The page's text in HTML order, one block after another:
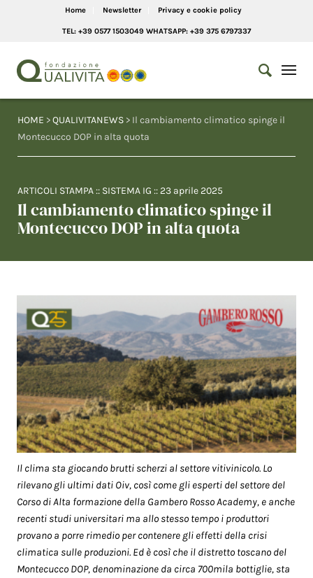
Home Newsletter Privacy e cookie policy
TEL: +39 0577 1503049 WHATSAPP: +39 375 6797337
HOME >QUALIVITANEWS > Il cambiamento climatico spinge il
Montecucco DOP in alta quota
ARTICOLI STAMPA :: SISTEMA IG :: 23 aprile 2025
Il cambiamento climatico spinge il
Montecucco DOP in alta quota
Il clima sta giocando brutti scherzi al settore vitivinicolo. Lo
rilevano gli ultimi dati Oiv, così come gli esperti del settore del
Corso di Alta formazione della Gambero Rosso Academy, e anche
recenti studi universitari ma allo stesso tempo i produttori
provano a porre rimedio per contenere gli effetti della crisi
climatica sulle produzioni. Ed è così che il distretto toscano del
Montecucco DOP, denominazione da circa 700mila bottiglie, sta